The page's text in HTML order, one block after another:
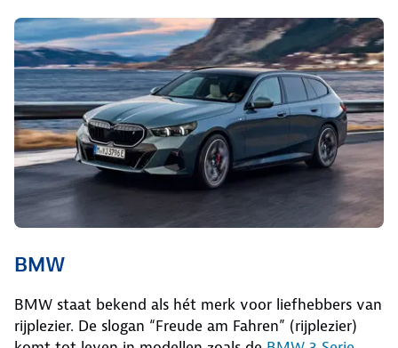
BMW
BMW staat bekend als hét merk voor liefhebbers van
rijplezier. De slogan “Freude am Fahren” (rijplezier)